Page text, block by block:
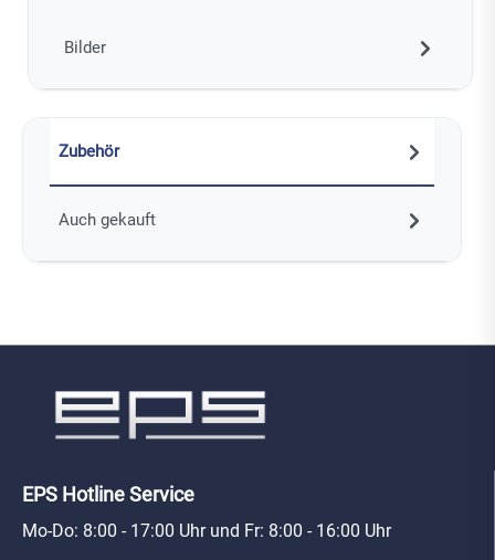
Bilder
Zubehör
Auch gekauft
EPS Hotline Service
Mo-Do: 8:00 - 17:00 Uhr und Fr: 8:00 - 16:00 Uhr